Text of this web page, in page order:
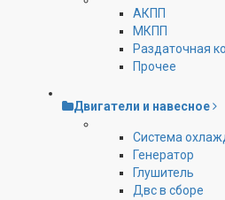
АКПП
МКПП
Раздаточная
Прочее
Двигатели и навесное
Cистема
Генератор
Глушитель
Двс в сборе